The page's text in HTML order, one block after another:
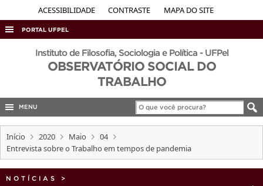
ACESSIBILIDADE CONTRASTE MAPA DO SITE
PORTAL UFPEL
ACESSO À INFORMAÇÃO
AUDITORIA
CONCURSOS
INTERNACIONAL
OUVIDORIA
Instituto de Filosofia, Sociologia e Política - UFPel
OBSERVATÓRIO SOCIAL DO
TRABALHO
MENU
Início 2020 Maio
04
Entrevista sobre o Trabalho em tempos de pandemia
NOTÍCIAS >